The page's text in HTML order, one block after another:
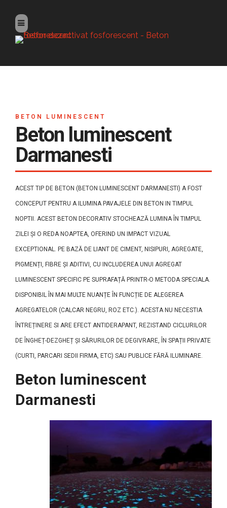
BETON LUMINESCENT
Beton luminescent
Darmanesti
ACEST TIP DE BETON (BETON LUMINESCENT DARMANESTI) A FOST
CONCEPUT PENTRU A ILUMINA PAVAJELE DIN BETON IN TIMPUL
NOPTII. ACEST BETON DECORATIV STOCHEAZĂ LUMINA ÎN TIMPUL
ZILEI ȘI O REDA NOAPTEA, OFERIND UN IMPACT VIZUAL
EXCEPTIONAL. PE BAZĂ DE LIANT DE CIMENT, NISIPURI, AGREGATE,
PIGMENȚI, FIBRE ȘI ADITIVI, CU INCLUDEREA UNUI AGREGAT
LUMINESCENT SPECIFIC PE SUPRAFAȚĂ PRINTR-O METODA SPECIALA.
DISPONIBIL ÎN MAI MULTE NUANȚE ÎN FUNCȚIE DE ALEGEREA
AGREGATELOR (CALCAR NEGRU, ROZ ETC.). ACESTA NU NECESTIA
ÎNTREȚINERE SI ARE EFECT ANTIDERAPANT, REZISTAND CICLURILOR
DE ÎNGHEȚ-DEZGHEȚ ȘI SĂRURILOR DE DEGIVRARE, ÎN SPAȚII PRIVATE
(CURTI, PARCARI SEDII FIRMA, ETC) SAU PUBLICE FĂRĂ ILUMINARE.
Beton luminescent
Darmanesti